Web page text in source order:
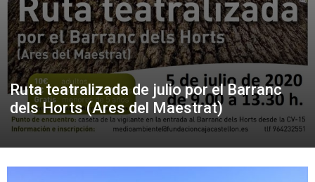
Ruta teatralizada de julio por el Barranc
dels Horts (Ares del Maestrat)